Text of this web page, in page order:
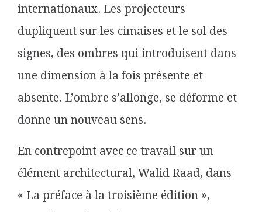
internationaux. Les projecteurs
dupliquent sur les cimaises et le sol des
signes, des ombres qui introduisent dans
une dimension à la fois présente et
absente. L’ombre s’allonge, se déforme et
donne un nouveau sens.
En contrepoint avec ce travail sur un
élément architectural, Walid Raad, dans
« La préface à la troisième édition »,